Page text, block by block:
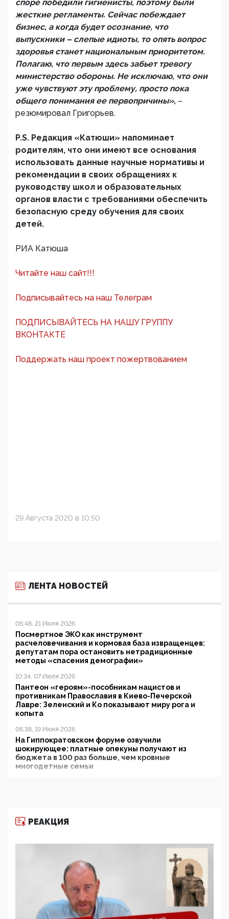
споре победили гигиенисты, поэтому были
жесткие регламенты. Сейчас побеждает
бизнес, а когда будет осознание, что
выпускники – слепые идиоты, то опять вопрос
здоровья станет национальным приоритетом.
Полагаю, что первым здесь забьет тревогу
министерство обороны. Не исключаю, что они
уже чувствуют эту проблему, просто пока
общего понимания ее первопричины», –
резюмировал Григорьев.
P.S. Редакция «Катюши» напоминает
родителям, что они имеют все основания
использовать данные научные нормативы и
рекомендации в своих обращениях к
руководству школ и образовательных
органов власти с требованиями обеспечить
безопасную среду обучения для своих
детей.
РИА Катюша
Читайте наш сайт!!!
Подписывайтесь на наш Телеграм
ПОДПИСЫВАЙТЕСЬ НА НАШУ ГРУППУ
ВКОНТАКТЕ
Поддержать наш проект пожертвованием
29 Августа 2020 в 10:50
ЛЕНТА НОВОСТЕЙ
06:48, 21 Июля 2026
Посмертное ЭКО как инструмент
расчеловечивания и кормовая база извращенцев:
депутатам пора остановить нетрадиционные
методы «спасения демографии»
10:34, 07 Июля 2026
Пантеон «героям»-пособникам нацистов и
противникам Православия в Киево-Печерской
Лавре: Зеленский и Ко показывают миру рога и
копыта
06:38, 19 Июня 2026
На Гиппократовском форуме озвучили
шокирующее: платные опекуны получают из
бюджета в 100 раз больше, чем кровные
многодетные семьи
11:53, 09 Июня 2026
деятельность ИИТО ЮНЕСКО в России, но
цифроглобалисты продолжают определять
повестку в образовании
09:43, 01 Июня 2026
5G за счет здоровья граждан: Минцифры намерено
отобрать у регионов и муниципалитетов право
защищать жилые дома и социальные объекты от
РЕАКЦИЯ